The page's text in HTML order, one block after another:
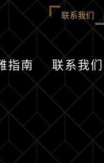
联系我们
指南 联系我们